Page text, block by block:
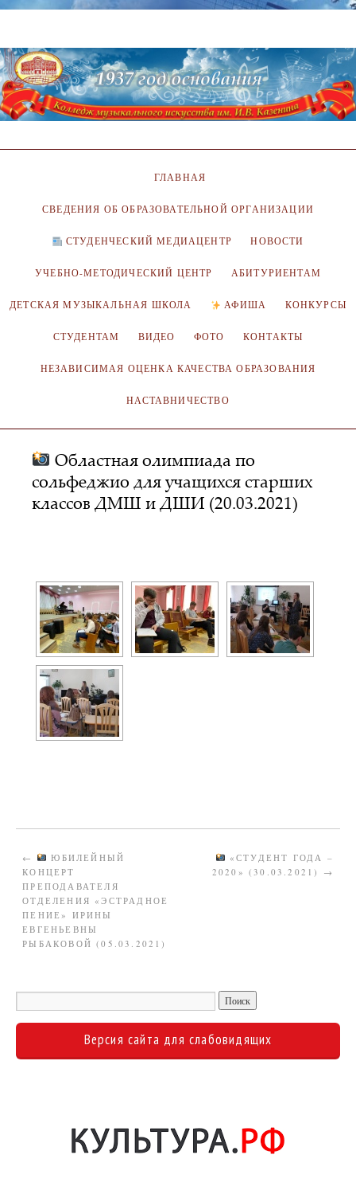
ГЛАВНАЯ
СВЕДЕНИЯ ОБ ОБРАЗОВАТЕЛЬНОЙ ОРГАНИЗАЦИИ
СТУДЕНЧЕСКИЙ МЕДИАЦЕНТР НОВОСТИ
УЧЕБНО-МЕТОДИЧЕСКИЙ ЦЕНТР АБИТУРИЕНТАМ
ДЕТСКАЯ МУЗЫКАЛЬНАЯ ШКОЛА АФИША КОНКУРСЫ
СТУДЕНТАМ ВИДЕО ФОТО КОНТАКТЫ
НЕЗАВИСИМАЯ ОЦЕНКА КАЧЕСТВА ОБРАЗОВАНИЯ
НАСТАВНИЧЕСТВО
Областная олимпиада по
сольфеджио для учащихся старших
классов ДМШ и ДШИ (20.03.2021)
←
ЮБИЛЕЙНЫЙ
КОНЦЕРТ
ПРЕПОДАВАТЕЛЯ
ОТДЕЛЕНИЯ «ЭСТРАДНОЕ
ПЕНИЕ» ИРИНЫ
ЕВГЕНЬЕВНЫ
РЫБАКОВОЙ (05.03.2021)
«СТУДЕНТ ГОДА –
2020» (30.03.2021) →
Версия сайта для слабовидящих